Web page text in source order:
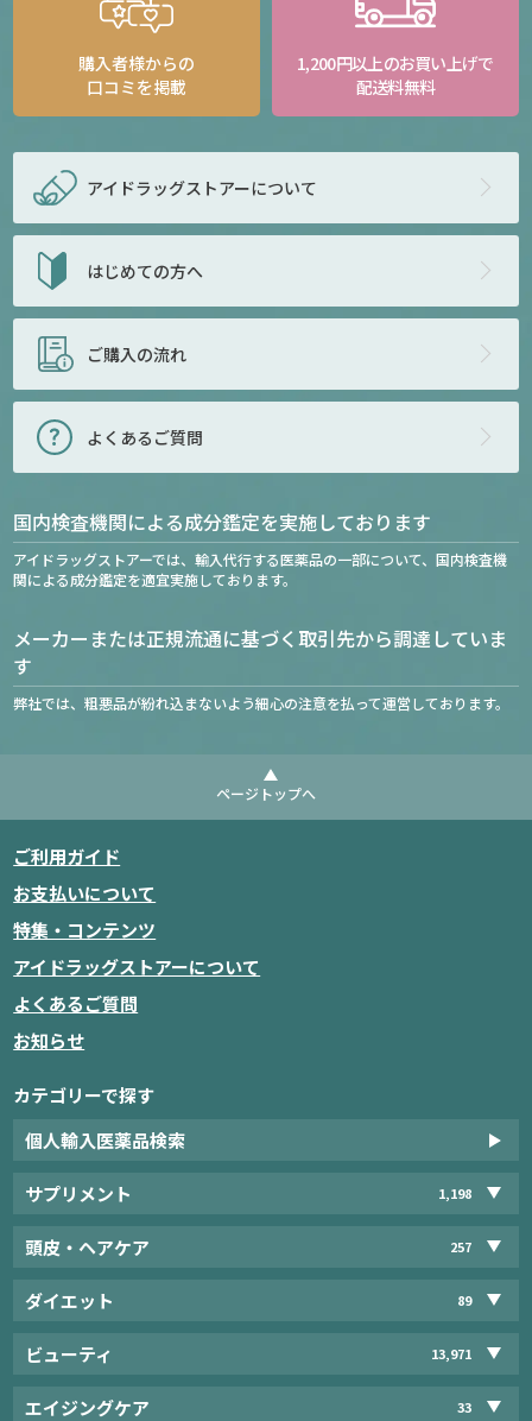
購入者様からの
口コミを掲載
1,200円以上のお買い上げで
配送料無料
アイドラッグストアーについて
はじめての方へ
ご購入の流れ
よくあるご質問
国内検査機関による成分鑑定を実施しております
アイドラッグストアーでは、輸入代行する医薬品の一部について、国内検査機
関による成分鑑定を適宜実施しております。
メーカーまたは正規流通に基づく取引先から調達していま
す
弊社では、粗悪品が紛れ込まないよう細心の注意を払って運営しております。
ページトップへ
ご利用ガイド
お支払いについて
特集・コンテンツ
アイドラッグストアーについて
よくあるご質問
お知らせ
カテゴリーで探す
個人輸入医薬品検索
サプリメント 1,198
頭皮・ヘアケア 257
ダイエット 89
ビューティ 13,971
エイジングケア 33